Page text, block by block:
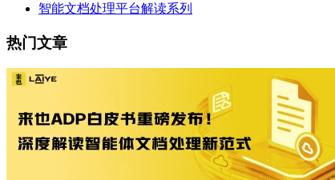
智能文档处理平台解读系列
热门文章